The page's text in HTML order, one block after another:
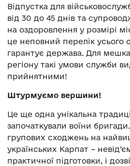
Відпустка для
від 30 до 45 днів та
на оздоровлення у розмірі
це неповний перелік усього
гарантує держава. Для
регіону такі умови служби
прийнятними!
Штурмуємо вершини!
Це ще одна унікальна
започаткували воїни
групових сходжень на
українських Карпат –
практичної підготовки, і